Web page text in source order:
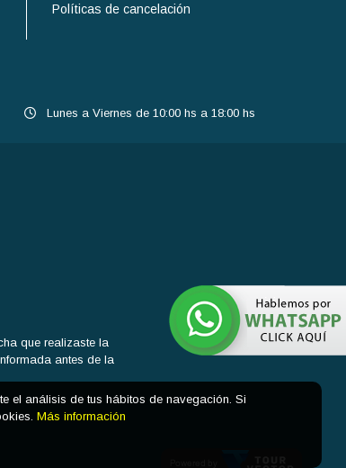
Políticas de cancelación
Lunes a Viernes de 10:00 hs a 18:00 hs
que realizaste la
antes de la
el análisis de tus hábitos de navegación. Si
Más información